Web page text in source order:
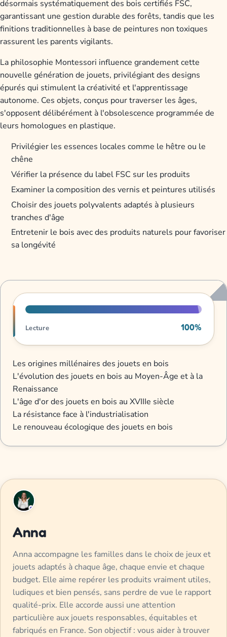
désormais systématiquement des bois certifiés FSC,
garantissant une gestion durable des forêts, tandis que les
finitions traditionnelles à base de peintures non toxiques
rassurent les parents vigilants.
La philosophie Montessori influence grandement cette
nouvelle génération de jouets, privilégiant des designs
épurés qui stimulent la créativité et l'apprentissage
autonome. Ces objets, conçus pour traverser les âges,
s'opposent délibérément à l'obsolescence programmée de
leurs homologues en plastique.
Privilégier les essences locales comme le hêtre ou le
chêne
Vérifier la présence du label FSC sur les produits
Examiner la composition des vernis et peintures utilisés
Choisir des jouets polyvalents adaptés à plusieurs
tranches d'âge
Entretenir le bois avec des produits naturels pour favoriser
sa longévité
Progression de lecture
Lecture 100%
Les origines millénaires des jouets en bois
L'évolution des jouets en bois au Moyen-Âge et à la
Renaissance
L'âge d'or des jouets en bois au XVIIIe siècle
La résistance face à l'industrialisation
Le renouveau écologique des jouets en bois
Anna
Anna accompagne les familles dans le choix de jeux et
jouets adaptés à chaque âge, chaque envie et chaque
budget. Elle aime repérer les produits vraiment utiles,
ludiques et bien pensés, sans perdre de vue le rapport
qualité-prix. Elle accorde aussi une attention
particulière aux jouets responsables, équitables et
fabriqués en France. Son objectif : vous aider à trouver